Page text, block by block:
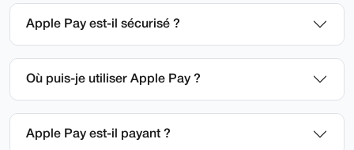
Apple Pay est-il sécurisé ?
Où puis-je utiliser Apple Pay ?
Apple Pay est-il payant ?